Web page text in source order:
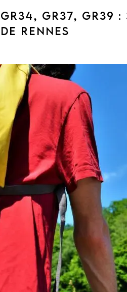
GR34, GR37, GR39 :
DE RENNES